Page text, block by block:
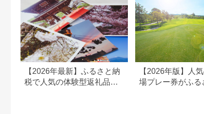
お泊り 別府温泉 別府
観光 地獄めぐり 旅 お
すすめ 人気 体験型 節
約_B030-007
【2026年最新】ふるさと納
税で人気の体験型返礼品！
【2026年版】人
場プレー券がふる